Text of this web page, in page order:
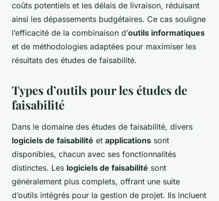
coûts potentiels et les délais de livraison, réduisant
ainsi les dépassements budgétaires. Ce cas souligne
l’efficacité de la combinaison d’outils informatiques
et de méthodologies adaptées pour maximiser les
résultats des études de faisabilité.
Types d’outils pour les études de
faisabilité
Dans le domaine des études de faisabilité, divers
logiciels de faisabilité et applications sont
disponibles, chacun avec ses fonctionnalités
distinctes. Les logiciels de faisabilité sont
généralement plus complets, offrant une suite
d’outils intégrés pour la gestion de projet. Ils incluent